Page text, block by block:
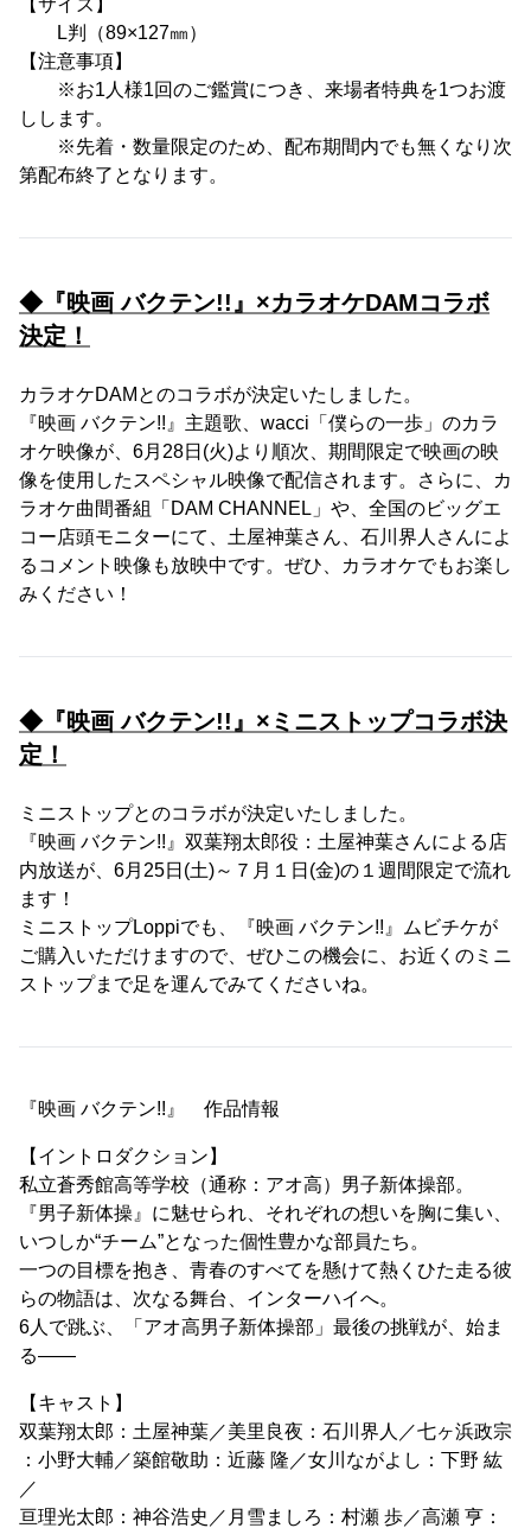
L判（89×127㎜）
【注意事項】
※お1人様1回のご鑑賞につき、来場者特典を1つお渡
しします。
※先着・数量限定のため、配布期間内でも無くなり次
第配布終了となります。
◆『映画 バクテン!!』×カラオケDAMコラボ
決定！
カラオケDAMとのコラボが決定いたしました。
『映画 バクテン!!』主題歌、wacci「僕らの一歩」のカラ
オケ映像が、6月28日(火)より順次、期間限定で映画の映
像を使用したスペシャル映像で配信されます。さらに、カ
ラオケ曲間番組「DAM CHANNEL」や、全国のビッグエ
コー店頭モニターにて、土屋神葉さん、石川界人さんによ
るコメント映像も放映中です。ぜひ、カラオケでもお楽し
みください！
◆『映画 バクテン!!』×ミニストップコラボ決
定！
ミニストップとのコラボが決定いたしました。
『映画 バクテン!!』双葉翔太郎役：土屋神葉さんによる店
内放送が、6月25日(土)～７月１日(金)の１週間限定で流れ
ます！
ミニストップLoppiでも、『映画 バクテン!!』ムビチケが
ご購入いただけますので、ぜひこの機会に、お近くのミニ
ストップまで足を運んでみてくださいね。
『映画 バクテン!!』 作品情報
【イントロダクション】
私立蒼秀館高等学校（通称：アオ高）男子新体操部。
『男子新体操』に魅せられ、それぞれの想いを胸に集い、
いつしか“チーム”となった個性豊かな部員たち。
一つの目標を抱き、青春のすべてを懸けて熱くひた走る彼
らの物語は、次なる舞台、インターハイへ。
6人で跳ぶ、「アオ高男子新体操部」最後の挑戦が、始ま
る——
【キャスト】
双葉翔太郎：土屋神葉／美里良夜：石川界人／七ヶ浜政宗
：小野大輔／築館敬助：近藤 隆／女川ながよし：下野 紘
／
亘理光太郎：神谷浩史／月雪ましろ：村瀬 歩／高瀬 亨：